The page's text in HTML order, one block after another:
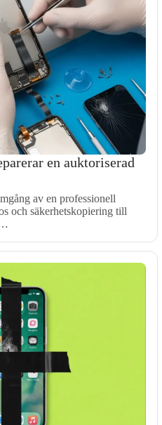
en auktoriserad
av en professionell
och säkerhetskopiering till